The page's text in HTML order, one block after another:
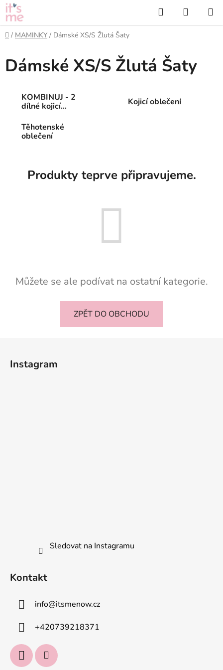
Přejít
na
obsah
Hledat
KOŠÍK
Domů
/ MAMINKY / Dámské XS/S Žlutá Šaty
Dámské XS/S Žlutá Šaty
KOMBINUJ - 2
dílné kojicí
Kojicí oblečení
Těhotenské
oblečení
Produkty teprve připravujeme.
Můžete se ale podívat na ostatní kategorie.
ZPĚT DO OBCHODU
Instagram
Sledovat na Instagramu
Kontakt
info@itsmenow.cz
+420739218371